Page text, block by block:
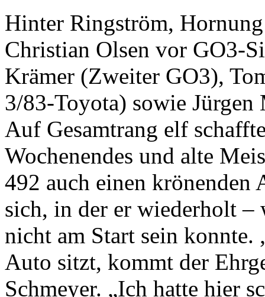
Hinter Ringström,
Christian Olsen vor GO3-
Krämer (Zweiter GO3),
3/83-Toyota) sowie
Auf Gesamtrang elf
Wochenendes und alte
492 auch einen krönenden
sich, in der er wiederholt
nicht am Start sein
Auto sitzt, kommt der
Schmeyer. „Ich hatte hier